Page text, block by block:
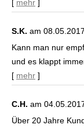
[ mehr ]
S.K. am
Kann man nur
und es klappt
[ mehr ]
C.H. am
Über 20 Jahre